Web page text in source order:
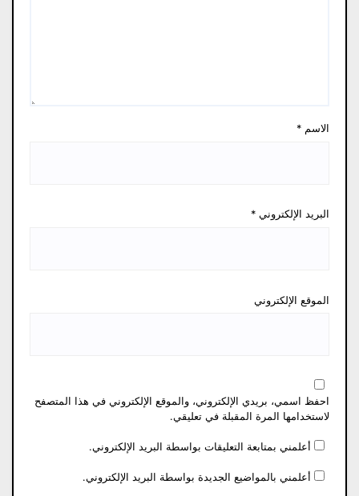
الاسم *
البريد الإلكتروني *
الموقع الإلكتروني
احفظ اسمي، بريدي الإلكتروني، والموقع الإلكتروني في هذا المتصفح
لاستخدامها المرة المقبلة في تعليقي.
أعلمني بمتابعة التعليقات بواسطة البريد الإلكتروني.
أعلمني بالمواضيع الجديدة بواسطة البريد الإلكتروني.